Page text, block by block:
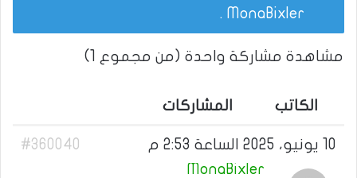
MonaBixler
.
مشاهدة مشاركة واحدة (من مجموع 1)
الكاتب المشاركات
10 يونيو، 2025 الساعة 2:53 م
#360040
MonaBixler